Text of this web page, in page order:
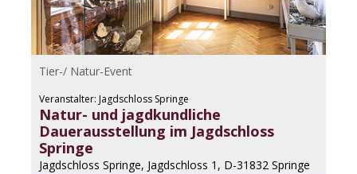
Tier-/ Natur-Event
Veranstalter: Jagdschloss Springe
Natur- und jagdkundliche
Dauerausstellung im Jagdschloss
Springe
Jagdschloss Springe, Jagdschloss 1, D-31832 Springe